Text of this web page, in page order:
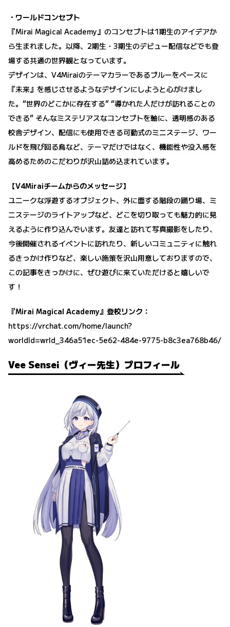
・ワールドコンセプト
『Mirai Magical Academy』のコンセプトは1期生のアイデアか
ら生まれました。以降、2期生・3期生のデビュー配信などでも登
場する共通の世界観となっています。
デザインは、V4Miraiのテーマカラーであるブルーをベースに
『未来』を感じさせるようなデザインにしようと心がけまし
た。“世界のどこかに存在する” “導かれた人だけが訪れることの
できる” そんなミステリアスなコンセプトを軸に、透明感のある
校舎デザイン、配信にも使用できる可動式のミニステージ、ワー
ルドを飛び回る鳥など、テーマだけではなく、機能性や没入感を
高めるためのこだわりが沢山詰め込まれています。
【V4Miraiチームからのメッセージ】
ユニークな浮遊するオブジェクト、外に面する階段の踊り場、ミ
ニステージのライトアップなど、どこを切り取っても魅力的に見
えるように作り込んでいます。友達と訪れて写真撮影をしたり、
今後開催されるイベントに訪れたり、新しいコミュニティに触れ
るきっかけ作りなど、楽しい施策を沢山用意しておりますので、
この記事をきっかけに、ぜひ遊びに来ていただけると嬉しいで
す！
『Mirai Magical Academy』登校リンク：
https://vrchat.com/home/launch?
worldId=wrld_346a51ec-5e62-484e-9775-b8c3ea768b46/
Vee Sensei（ヴィー先生）プロフィール